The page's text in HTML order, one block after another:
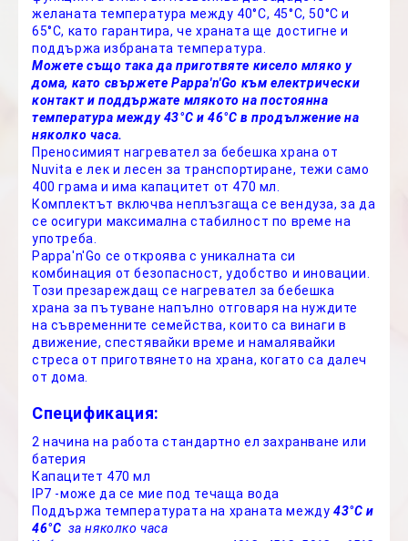
желаната температура между 40°C, 45°C, 50°C и
65°C, като гарантира, че храната ще достигне и
поддържа избраната температура.
Можете също така да приготвяте кисело мляко у
дома, като свържете Pappa'n'Go към електрически
контакт и поддържате млякото на постоянна
температура между 43°C и 46°C в продължение на
няколко часа.
Преносимият нагревател за бебешка храна от
Nuvita е лек и лесен за транспортиране, тежи само
400 грама и има капацитет от 470 мл.
Комплектът включва неплъзгаща се вендуза, за да
се осигури максимална стабилност по време на
употреба.
Pappa'n'Go се откроява с уникалната си
комбинация от безопасност, удобство и иновации.
Този презареждащ се нагревател за бебешка
храна за пътуване напълно отговаря на нуждите
на съвременните семейства, които са винаги в
движение, спестявайки време и намалявайки
стреса от приготвянето на храна, когато са далеч
от дома.
Спецификация:
2 начина на работа стандартно ел захранване или
батерия
Капацитет 470 мл
IP7 -може да се мие под течаща вода
Поддържа температурата на храната между 43°C и
46°C за няколко часа